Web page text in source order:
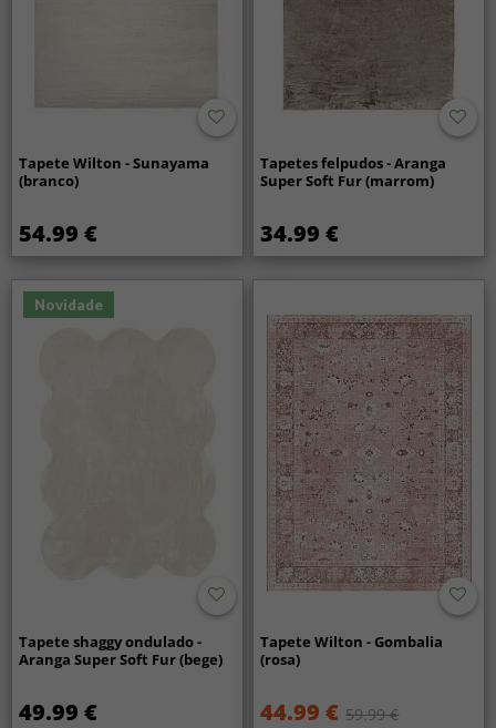
Tapete Wilton - Sunayama
(branco)
54.99 €
Tapetes felpudos - Aranga
Super Soft Fur (marrom)
34.99 €
Novidade
Tapete shaggy ondulado -
Aranga Super Soft Fur (bege)
49.99 €
Tapete Wilton - Gombalia
(rosa)
44.99 € 59.99 €